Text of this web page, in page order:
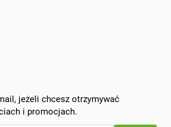
jeżeli chcesz otrzymywać
i promocjach.